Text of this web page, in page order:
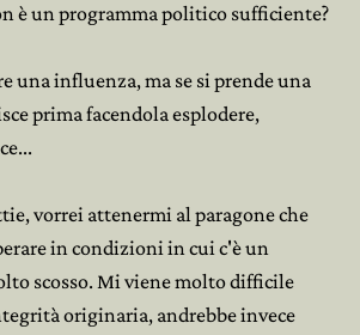
è un programma politico sufficiente?
una influenza, ma se si prende una
prima facendola esplodere,
vorrei attenermi al paragone che
in condizioni in cui c'è un
scosso. Mi viene molto difficile
originaria, andrebbe invece